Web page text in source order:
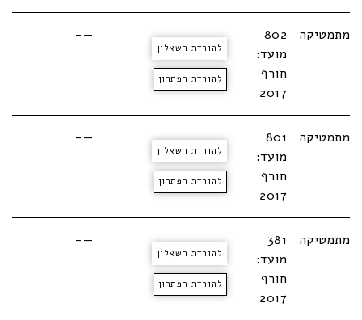
מתמטיקה
802
מועד:
חורף
2017
להורדת השאלון
להורדת הפתרון
—-
מתמטיקה
801
מועד:
חורף
2017
להורדת השאלון
להורדת הפתרון
—-
מתמטיקה
381
מועד:
חורף
2017
להורדת השאלון
להורדת הפתרון
—-